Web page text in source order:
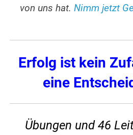
von uns hat. Nimm jetzt
Erfolg ist kein
eine
Übungen und 46